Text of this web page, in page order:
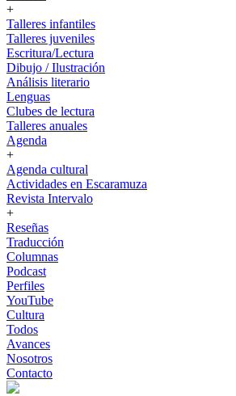
+
Talleres infantiles
Talleres juveniles
Escritura/Lectura
Dibujo / Ilustración
Análisis literario
Lenguas
Clubes de lectura
Talleres anuales
Agenda
+
Agenda cultural
Actividades en Escaramuza
Revista Intervalo
+
Reseñas
Traducción
Columnas
Podcast
Perfiles
YouTube
Cultura
Todos
Avances
Nosotros
Contacto